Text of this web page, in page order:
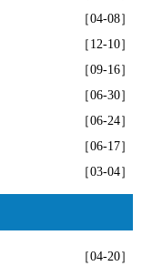
［04-08］
［12-10］
［09-16］
［06-30］
［06-24］
［06-17］
［03-04］
［04-20］